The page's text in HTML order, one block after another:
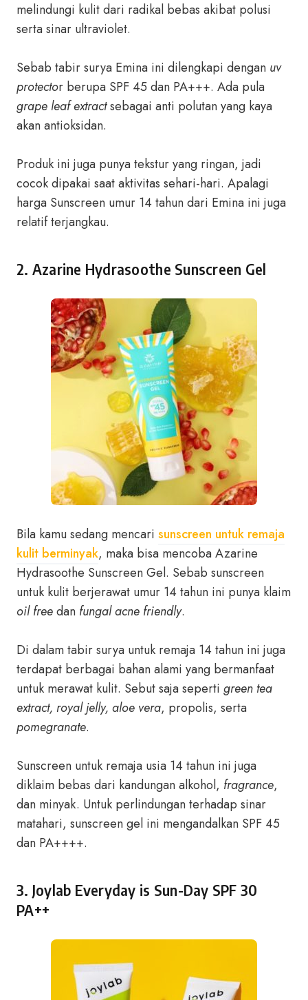
melindungi kulit dari radikal bebas akibat polusi
serta sinar ultraviolet.
Sebab tabir surya Emina ini dilengkapi dengan uv
protector berupa SPF 45 dan PA+++. Ada pula
grape leaf extractsebagai anti polutan yang kaya
akan antioksidan.
Produk ini juga punya tekstur yang ringan, jadi
cocok dipakai saat aktivitas sehari-hari. Apalagi
harga Sunscreen umur 14 tahun dari Emina ini juga
relatif terjangkau.
2. Azarine Hydrasoothe Sunscreen Gel
Bila kamu sedang mencari sunscreen untuk remaja
kulit berminyak, maka bisa mencoba Azarine
Hydrasoothe Sunscreen Gel. Sebab sunscreen
untuk kulit berjerawat umur 14 tahun ini punya klaim
oil freedan fungal acne friendly.
Di dalam tabir surya untuk remaja 14 tahun ini juga
terdapat berbagai bahan alami yang bermanfaat
untuk merawat kulit. Sebut saja seperti green tea
extract, royal jelly, aloe vera, propolis, serta
pomegranate.
Sunscreen untuk remaja usia 14 tahun ini juga
diklaim bebas dari kandungan alkohol, fragrance,
dan minyak. Untuk perlindungan terhadap sinar
matahari, sunscreen gel ini mengandalkan SPF 45
dan PA++++.
3. Joylab Everyday is Sun-Day SPF 30
PA++